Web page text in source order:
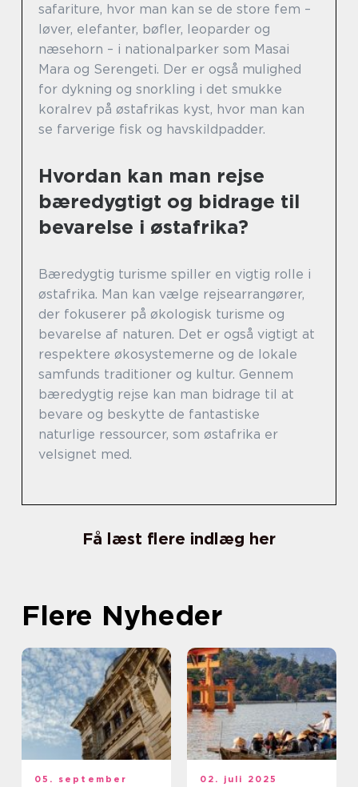
safariture, hvor man kan se de store fem –
løver, elefanter, bøfler, leoparder og
næsehorn – i nationalparker som Masai
Mara og Serengeti. Der er også mulighed
for dykning og snorkling i det smukke
koralrev på østafrikas kyst, hvor man kan
se farverige fisk og havskildpadder.
Hvordan kan man rejse
bæredygtigt og bidrage til
bevarelse i østafrika?
Bæredygtig turisme spiller en vigtig rolle i
østafrika. Man kan vælge rejsearrangører,
der fokuserer på økologisk turisme og
bevarelse af naturen. Det er også vigtigt at
respektere økosystemerne og de lokale
samfunds traditioner og kultur. Gennem
bæredygtig rejse kan man bidrage til at
bevare og beskytte de fantastiske
naturlige ressourcer, som østafrika er
velsignet med.
Få læst flere indlæg her
Flere Nyheder
05. september
02. juli 2025